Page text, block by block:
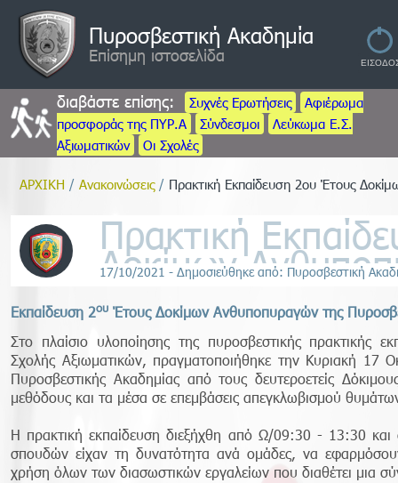
Πυροσβεστική Ακαδημία
Επίσημη ιστοσελίδα
διαβάστε επίσης: Συχνές Ερωτήσεις
Αφιέρωμα
προσφοράς της ΠΥΡ.Α
Σύνδεσμοι
Λεύκωμα Ε.Σ.
Αξιωματικών
Οι Σχολές
ΑΡΧΙΚΗ / Ανακοινώσεις/ Πρακτική Εκπαίδευση 2ου Έτους
Πρακτική
Δοκίμων
17/10/2021 - Δημοσιεύθηκε από: Πυροσβεστική
Εκπαίδευση 2ου Έτους Δοκίμων Ανθυποπυραγών της
Στο πλαίσιο υλοποίησης της πυροσβεστικής πρακτικής
Σχολής Αξιωματικών, πραγματοποιήθηκε την Κυριακή 17
Πυροσβεστικής Ακαδημίας από τους δευτεροετείς
μεθόδους και τα μέσα σε επεμβάσεις απεγκλωβισμού
Η πρακτική εκπαίδευση διεξήχθη από Ω/09:30 - 13:30 και
σπουδών είχαν τη δυνατότητα ανά ομάδες, να
χρήση όλων των διασωστικών εργαλείων που διαθέτει μια